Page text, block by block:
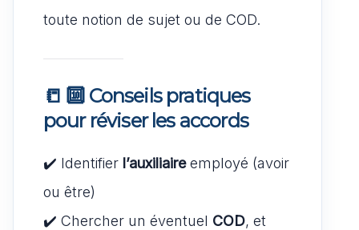
toute notion de sujet ou de COD.
📒 🔟 Conseils pratiques
pour réviser les accords
✔️ Identifier l’auxiliaireemployé (avoir
ou être)
✔️ Chercher un éventuel COD, et